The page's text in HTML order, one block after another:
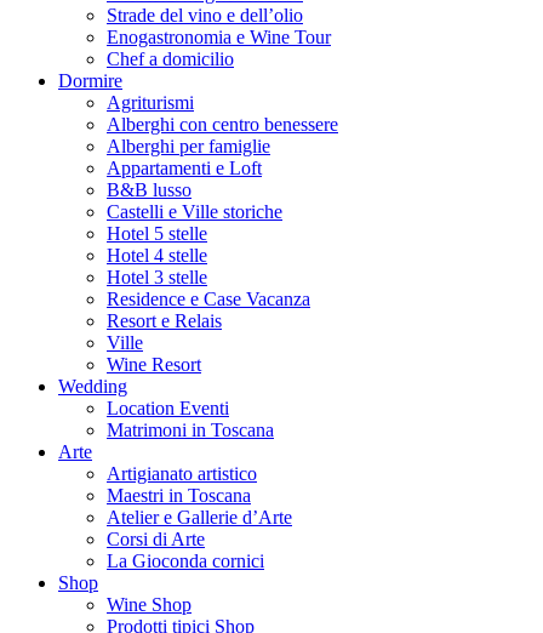
Strade del vino e dell’olio
Enogastronomia e Wine Tour
Chef a domicilio
Dormire
Agriturismi
Alberghi con centro benessere
Alberghi per famiglie
Appartamenti e Loft
B&B lusso
Castelli e Ville storiche
Hotel 5 stelle
Hotel 4 stelle
Hotel 3 stelle
Residence e Case Vacanza
Resort e Relais
Ville
Wine Resort
Wedding
Location Eventi
Matrimoni in Toscana
Arte
Artigianato artistico
Maestri in Toscana
Atelier e Gallerie d’Arte
Corsi di Arte
La Gioconda cornici
Shop
Wine Shop
Prodotti tipici Shop